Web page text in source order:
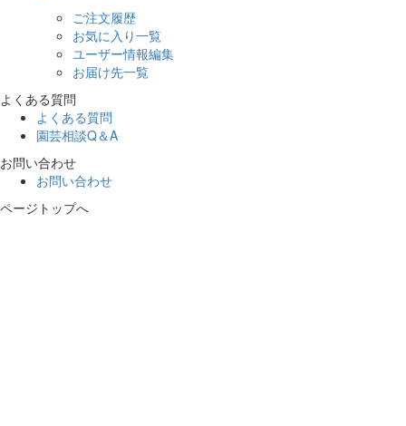
ご注文履歴
お気に入り一覧
ユーザー情報編集
お届け先一覧
よくある質問
よくある質問
園芸相談Q＆A
お問い合わせ
お問い合わせ
ページトップへ